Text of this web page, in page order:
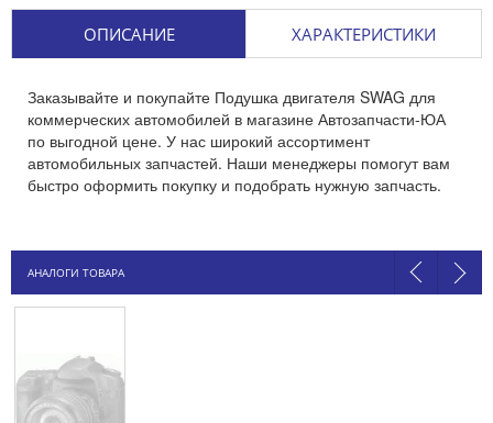
ОПИСАНИЕ ХАРАКТЕРИСТИКИ
Заказывайте и покупайте Подушка двигателя SWAG для
коммерческих автомобилей в магазине Автозапчасти-ЮА
по выгодной цене. У нас широкий ассортимент
автомобильных запчастей. Наши менеджеры помогут вам
быстро оформить покупку и подобрать нужную запчасть.
АНАЛОГИ ТОВАРА